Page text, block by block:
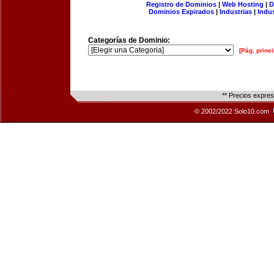
Registro de Dominios| Web Hosting |
Dominios Expirados | Industrias |
Categorías de Dominio:
[Pág.
** Precios
© 2002/2022 Solo10.com